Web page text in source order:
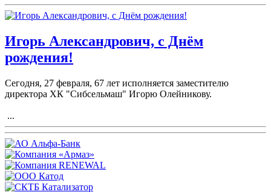
Игорь Александрович, с Днём
рождения!
Сегодня, 27 февраля, 67 лет исполняется заместителю
директора ХК "Сибсельмаш" Игорю Олейникову.
...